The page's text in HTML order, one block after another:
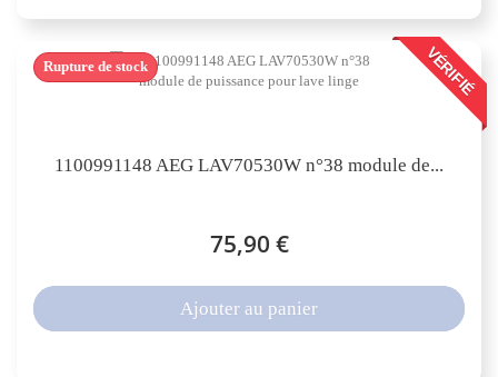
VÉRIFIÉ
1100991148 AEG LAV70530W n°38 module de...
75,90 €
Rupture de stock
Ajouter au panier